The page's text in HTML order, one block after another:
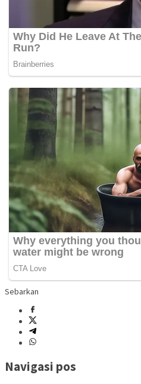
Sebarkan
Navigasi pos